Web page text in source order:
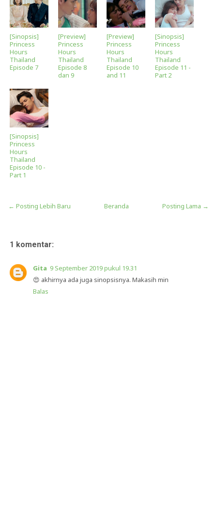
[Sinopsis]
Princess
Hours
Thailand
Episode 7
[Preview]
Princess
Hours
Thailand
Episode 8
dan 9
[Preview]
Princess
Hours
Thailand
Episode 10
and 11
[Sinopsis]
Princess
Hours
Thailand
Episode 11 -
Part 2
[Sinopsis]
Princess
Hours
Thailand
Episode 10 -
Part 1
← Posting Lebih Baru Posting Lama →
Beranda
1 komentar:
Gita 9 September 2019 pukul 19.31
😍 akhirnya ada juga sinopsisnya. Makasih min
Balas